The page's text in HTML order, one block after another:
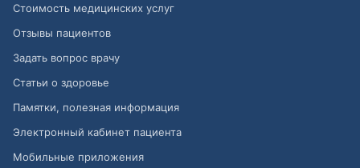
Стоимость медицинских услуг
Отзывы пациентов
Задать вопрос врачу
Статьи о здоровье
Памятки, полезная информация
Электронный кабинет пациента
Мобильные приложения